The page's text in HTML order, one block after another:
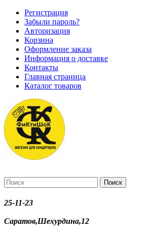
Регистрация
Забыли пароль?
Авторизация
Корзина
Оформление заказа
Информация о доставке
Контакты
Главная страница
Каталог товаров
Поиск
25-11-23
Саратов,Шехурдина,12